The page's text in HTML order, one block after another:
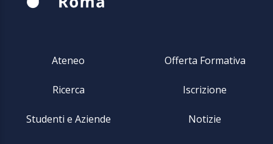
Ateneo Offerta Formativa
Ricerca Iscrizione
Studenti e Aziende Notizie